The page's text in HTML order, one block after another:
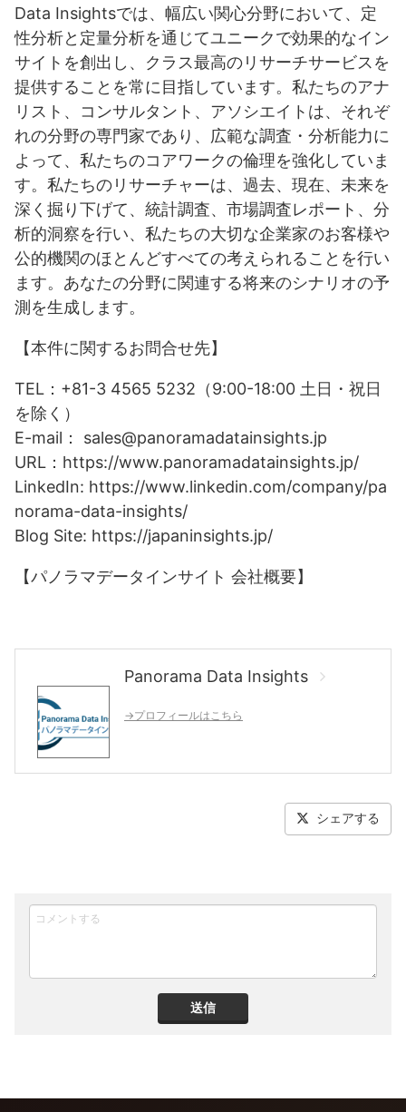
Data Insightsでは、幅広い関心分野において、定
性分析と定量分析を通じてユニークで効果的なイン
サイトを創出し、クラス最高のリサーチサービスを
提供することを常に目指しています。私たちのアナ
リスト、コンサルタント、アソシエイトは、それぞ
れの分野の専門家であり、広範な調査・分析能力に
よって、私たちのコアワークの倫理を強化していま
す。私たちのリサーチャーは、過去、現在、未来を
深く掘り下げて、統計調査、市場調査レポート、分
析的洞察を行い、私たちの大切な企業家のお客様や
公的機関のほとんどすべての考えられることを行い
ます。あなたの分野に関連する将来のシナリオの予
測を生成します。
【本件に関するお問合せ先】
TEL：+81-3 4565 5232（9:00-18:00 土日・祝日
を除く）
E-mail： sales@panoramadatainsights.jp
URL：https://www.panoramadatainsights.jp/
LinkedIn: https://www.linkedin.com/company/pa
norama-data-insights/
Blog Site: https://japaninsights.jp/
【パノラマデータインサイト 会社概要】
Panorama Data Insights
→プロフィールはこちら
シェアする
送信